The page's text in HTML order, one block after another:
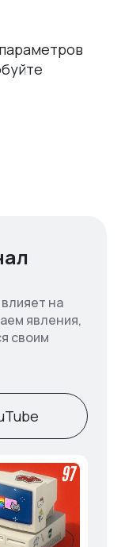
на
явления,
своим